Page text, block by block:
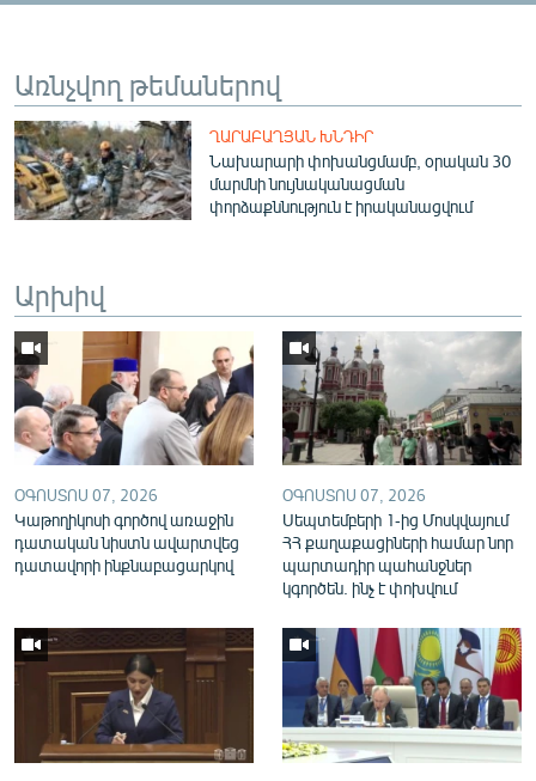
ՀԵՏԵՎԵՔ ՄԵԶ
«Ազատության» բոլոր կայքերը
Առնչվող թեմաներով
ՂԱՐԱԲԱՂՅԱՆ ԽՆԴԻՐ
Նախարարի փոխանցմամբ, օրական 30
մարմնի նույնականացման
փորձաքննություն է իրականացվում
Արխիվ
ՕԳՈՍՏՈՍ 07, 2026
Կաթողիկոսի գործով առաջին
դատական նիստն ավարտվեց
դատավորի ինքնաբացարկով
ՕԳՈՍՏՈՍ 07, 2026
Սեպտեմբերի 1-ից Մոսկվայում
ՀՀ քաղաքացիների համար նոր
պարտադիր պահանջներ
կգործեն. ինչ է փոխվում